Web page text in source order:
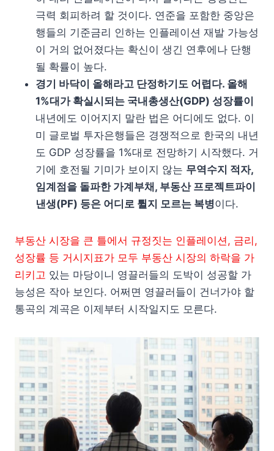
극력 회피하려 할 것이다. 연준을 포함한 중앙은
행들의 기준금리 인하는 인플레이션 재발 가능성
이 거의 없어졌다는 확신이 생긴 연후에나 단행
될 확률이 높다.
경기 바닥이 올해라고 단정하기도 어렵다. 올해
1%대가 확실시되는 국내총생산(GDP) 성장률이
내년에도 이어지지 말란 법은 어디에도 없다. 이
미 글로벌 투자은행들은 경쟁적으로 한국의 내년
도 GDP 성장률을 1%대로 전망하기 시작했다. 거
기에 호전될 기미가 보이지 않는 무역수지 적자,
임계점을 돌파한 가계부채, 부동산 프로젝트파이
낸생(PF) 등은 어디로 튈지 모르는 복병이다.
부동산 시장을 큰 틀에서 규정짓는 인플레이션, 금리,
성장률 등 거시지표가 모두 부동산 시장의 하락을 가
리키고 있는 마당이니 영끌러들의 도박이 성공할 가
능성은 작아 보인다. 어쩌면 영끌러들이 건너가야 할
통곡의 계곡은 이제부터 시작일지도 모른다.